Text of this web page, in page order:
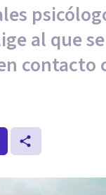
al que
contacto